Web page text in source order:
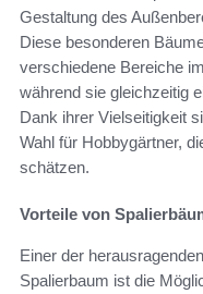
Gestaltung des
Diese besonderen
verschiedene Bereiche
während sie gleichzeitig
Dank ihrer Vielseitigkeit
Wahl für Hobbygärtner,
schätzen.
Vorteile von
Einer der
Spalierbaum ist die